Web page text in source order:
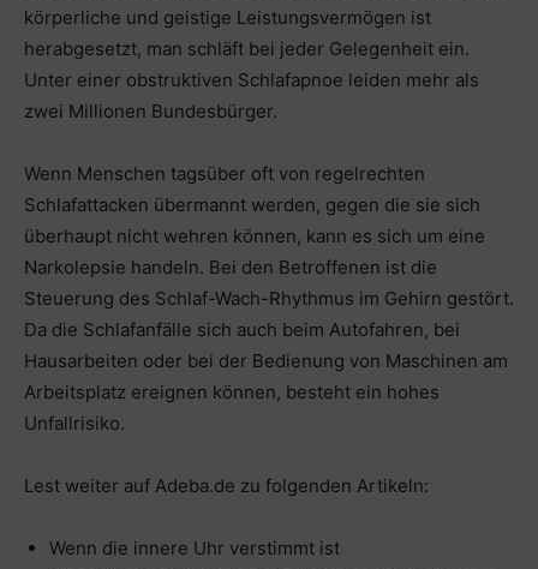
körperliche und geistige Leistungsvermögen ist
herabgesetzt, man schläft bei jeder Gelegenheit ein.
Unter einer obstruktiven Schlafapnoe leiden mehr als
zwei Millionen Bundesbürger.
Wenn Menschen tagsüber oft von regelrechten
Schlafattacken übermannt werden, gegen die sie sich
überhaupt nicht wehren können, kann es sich um eine
Narkolepsie handeln. Bei den Betroffenen ist die
Steuerung des Schlaf-Wach-Rhythmus im Gehirn gestört.
Da die Schlafanfälle sich auch beim Autofahren, bei
Hausarbeiten oder bei der Bedienung von Maschinen am
Arbeitsplatz ereignen können, besteht ein hohes
Unfallrisiko.
Lest weiter auf Adeba.de zu folgenden Artikeln:
Wenn die innere Uhr verstimmt ist